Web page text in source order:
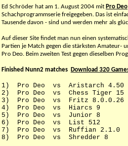
Ed Schröder hat am 1. August 2004 mit Pro Deo
Schachprogrammserie freigegeben. Das ist
Tausende davon - sind und werden mehr als
Auf dieser Site findet man nun einen
Partien je Match gegen die stärksten
Pro Deo. Beim zweiten Test gegen dieselben
Finished Nunn2 matches Download 320
1) Pro Deo vs Aristarch 4.50
2) Pro Deo vs Chess Tiger
3) Pro Deo vs Fritz 8.0.0.26
4) Pro Deo vs Hiarcs 9
5) Pro Deo vs Junior 8
6) Pro Deo vs List 512
7) Pro Deo vs Ruffian 2.1.0
8) Pro Deo vs Shredder 8